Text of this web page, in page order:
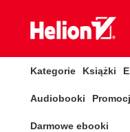
Kategorie Książki
Audiobooki
Darmowe ebooki